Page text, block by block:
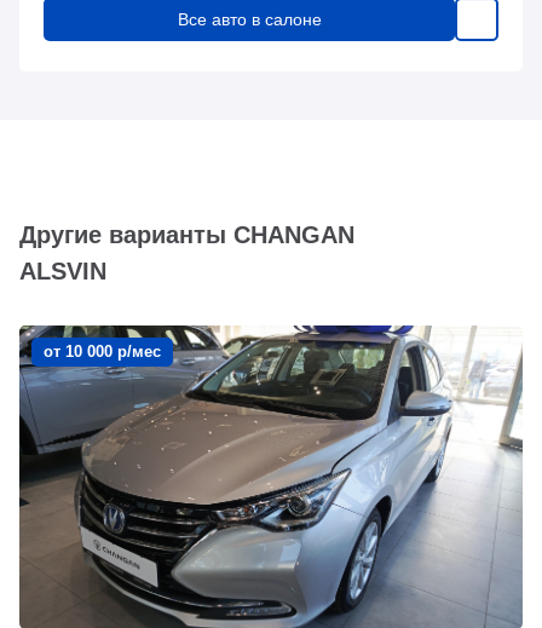
Все авто в салоне
Другие варианты CHANGAN
ALSVIN
от 10 000 р/мес